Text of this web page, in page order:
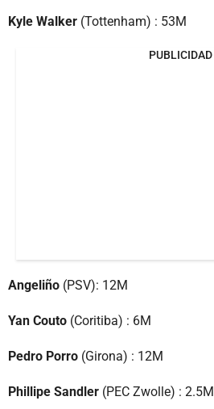
Kyle Walker (Tottenham) : 53M
PUBLICIDAD
Angeliño (PSV): 12M
Yan Couto (Coritiba) : 6M
Pedro Porro (Girona) : 12M
Phillipe Sandler (PEC Zwolle) : 2.5M